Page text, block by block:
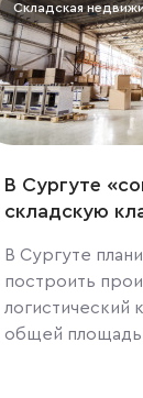
Складская
В Сургуте
складскую
«А»
В Сургуте
построить
логистический
общей